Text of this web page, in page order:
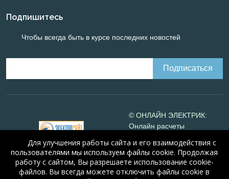
Подпишитесь
Чтобы всегда быть в курсе последних новостей
© ОНЛАЙН ЭЛЕКТРИК:
Онлайн расчеты
Online-electric.ru, 2008-
2026
© А.Н. Алюнов, 2008-2026
Для улучшения работы сайта и его взаимодействия с
пользователями мы используем файлы cookie. Продолжая
работу с сайтом, Вы разрешаете использование cookie-
файлов. Вы всегда можете отключить файлы cookie в